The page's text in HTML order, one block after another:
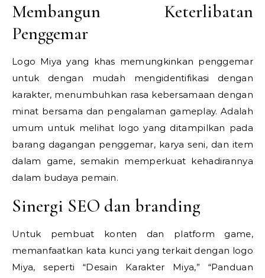
Membangun Keterlibatan
Penggemar
Logo Miya yang khas memungkinkan penggemar
untuk dengan mudah mengidentifikasi dengan
karakter, menumbuhkan rasa kebersamaan dengan
minat bersama dan pengalaman gameplay. Adalah
umum untuk melihat logo yang ditampilkan pada
barang dagangan penggemar, karya seni, dan item
dalam game, semakin memperkuat kehadirannya
dalam budaya pemain.
Sinergi SEO dan branding
Untuk pembuat konten dan platform game,
memanfaatkan kata kunci yang terkait dengan logo
Miya, seperti “Desain Karakter Miya,” “Panduan